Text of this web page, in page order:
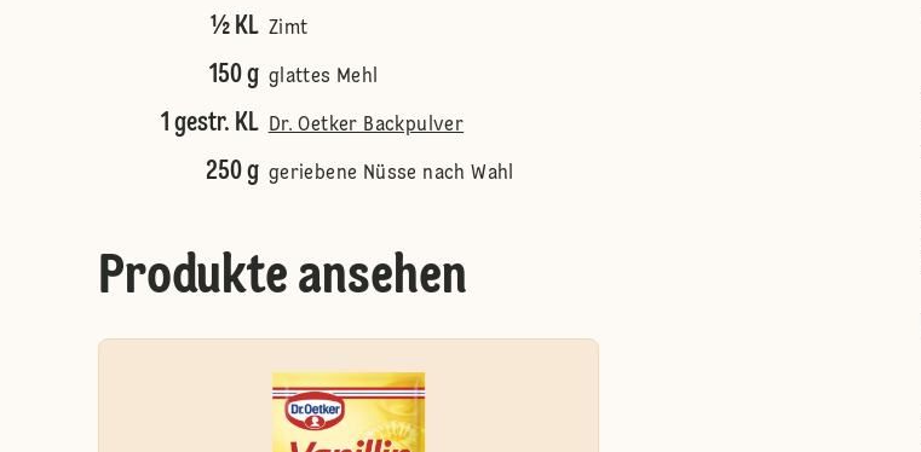
½ KL Zimt
150 g glattes Mehl
1 gestr. KL Dr. Oetker Backpulver
250 g geriebene Nüsse nach Wahl
Produkte ansehen